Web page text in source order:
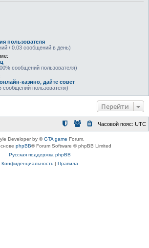
пользователя
/ 0.03 сообщений в день)
сообщений пользователя)
казино, дайте совет
пользователя)
Перейти
Часовой пояс: UTC
Developer by ©GTA game Forum.
phpBB® Forum Software © phpBB Limited
Русская поддержка phpBB
Конфиденциальность| Правила